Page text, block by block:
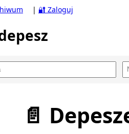
| 🔐 Zaloguj
📄